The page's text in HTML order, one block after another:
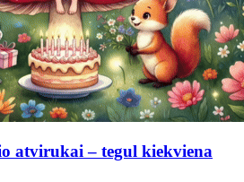
atvirukai – tegul kiekviena